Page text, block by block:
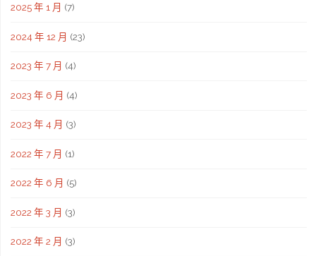
2025 年 1 月 (7)
2024 年 12 月 (23)
2023 年 7 月 (4)
2023 年 6 月 (4)
2023 年 4 月 (3)
2022 年 7 月 (1)
2022 年 6 月 (5)
2022 年 3 月 (3)
2022 年 2 月 (3)